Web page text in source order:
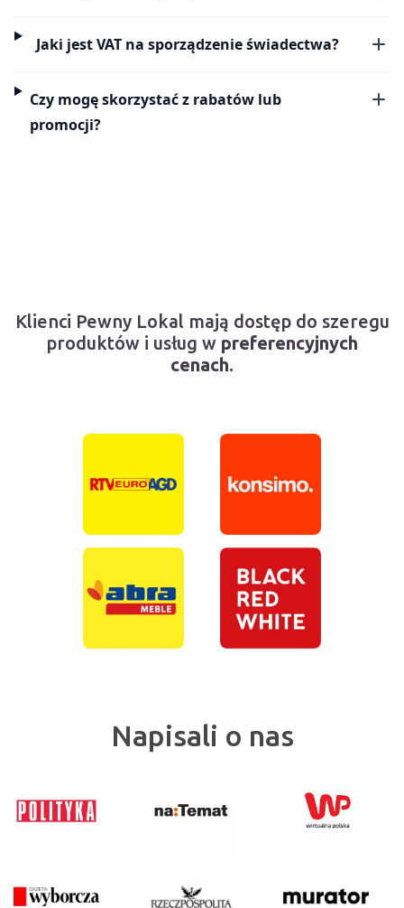
Jaki jest VAT na sporządzenie świadectwa?
Czy mogę skorzystać z rabatów lub
promocji?
Klienci Pewny Lokal mają dostęp do szeregu
produktów i usług w preferencyjnych
cenach.
Napisali o nas